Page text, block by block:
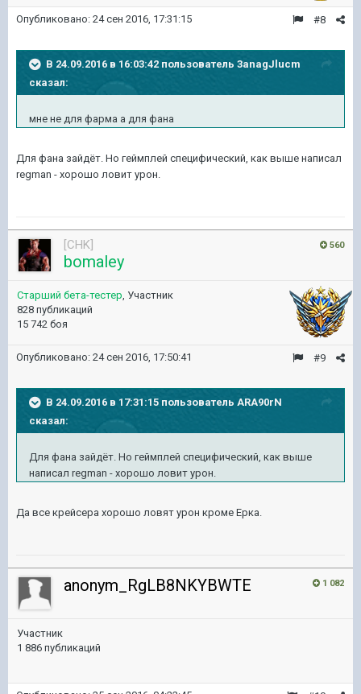
#8
Опубликовано: 24 сен 2016, 17:31:15
В 24.09.2016 в 16:03:42 пользователь 3anagJlucm
сказал:
мне не для фарма а для фана
Для фана зайдёт. Но геймплей специфический, как выше написал
regman - хорошо ловит урон.
560
[CHK]
bomaley
Старший бета-тестер, Участник
828 публикаций
15 742 боя
#9
Опубликовано: 24 сен 2016, 17:50:41
В 24.09.2016 в 17:31:15 пользователь ARA90rN
сказал:
Для фана зайдёт. Но геймплей специфический, как выше
написал regman - хорошо ловит урон.
Да все крейсера хорошо ловят урон кроме Ерка.
1 082
anonym_RgLB8NKYBWTE
Участник
1 886 публикаций